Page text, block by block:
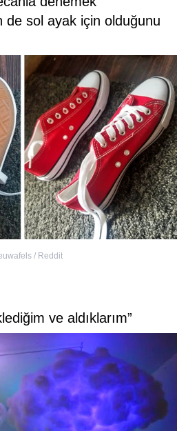
de sol ayak için olduğunu
/ Reddit
ve aldıklarım”